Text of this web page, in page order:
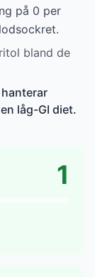
på 0 per
bland de
låg-GI diet.
1